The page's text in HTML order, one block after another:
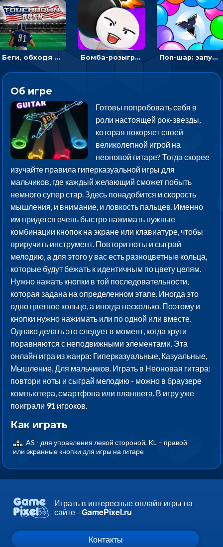
Беги, обходя соперников и собирай бонусы - американский футбол Бомба-розыгрыш: передавай и беги – 3D гиперказуалка Поп-шар: запускать колючку, чтобы лопать воздушные шарики
Об игре
Готовы попробовать себя в
роли настоящей рок-звезды,
которая покоряет своей
великолепной игрой на
неоновой гитаре? Тогда скорее
изучайте правила гиперказуальной игры для
мальчиков, где каждый желающий сможет побыть
немного супер стар. Здесь понадобится и скорость
мышления, и внимание, и ловкость пальцев. Именно
им придется очень быстро нажимать нужные
комбинации кнопок на экране или клавиатуре, чтобы
приручить инструмент. Повтори ноты и сыграй
мелодию, а для этого у вас есть разноцветные кольца,
которые будут бежать к идентичным по цвету целям.
Нужно нажать кнопки в той последовательности,
которая задана на определенном этапе. Иногда это
одно цветное кольцо, а иногда несколько. Поэтому и
кнопки нужно нажимать или по одной или вместе.
Однако делать это следует в момент, когда круги
поравняются с неподвижными элементами. Эта
онлайн игра из жанра: Гиперказуальные, Казуальные,
Мышление, Для мальчиков. Играть в Неоновая гитара:
повтори ноты и сыграй мелодию - можно в браузере
компьютера, смартфона или планшета. В игру уже
поиграли 91 игроков.
Как играть
AS - для управления левой стороной, KL – правой
или экранные кнопки для игры на гитаре
Играть в интересные онлайн игры на
сайте -GamePixel.ru
Контакты